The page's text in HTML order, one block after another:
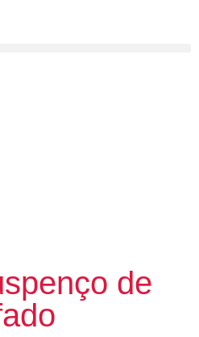
de